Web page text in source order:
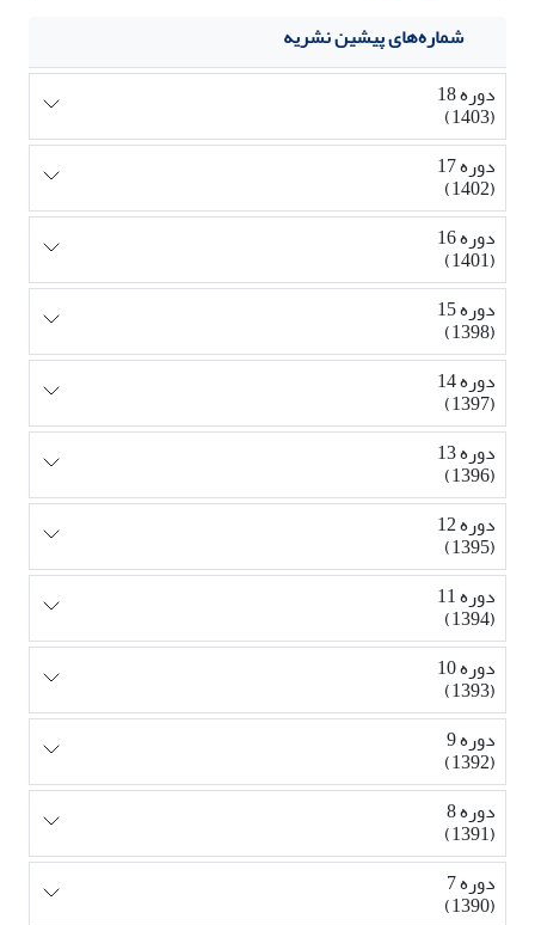
شماره‌های پیشین نشریه
دوره 18
(1403)
دوره 17
(1402)
دوره 16
(1401)
دوره 15
(1398)
دوره 14
(1397)
دوره 13
(1396)
دوره 12
(1395)
دوره 11
(1394)
دوره 10
(1393)
دوره 9
(1392)
دوره 8
(1391)
دوره 7
(1390)